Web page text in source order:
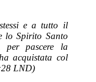
e a tutto il
lo Spirito Santo
per pascere la
acquistata col
LND)